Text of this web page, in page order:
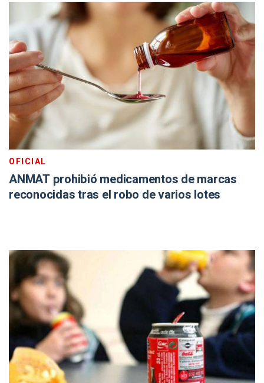
OFICIAL
ANMAT prohibió medicamentos de marcas
reconocidas tras el robo de varios lotes